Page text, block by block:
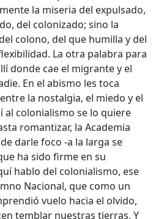
la miseria del expulsado,
del colonizado; sino la
colono, del que humilla y del
La otra palabra para
donde cae el migrante y el
En el abismo les toca
la nostalgia, el miedo y el
colonialismo se lo quiere
romantizar, la Academia
darle foco -a la larga se
ha sido firme en su
hablo del colonialismo, ese
Nacional, que como un
vuelo hacia el olvido,
temblar nuestras tierras. Y